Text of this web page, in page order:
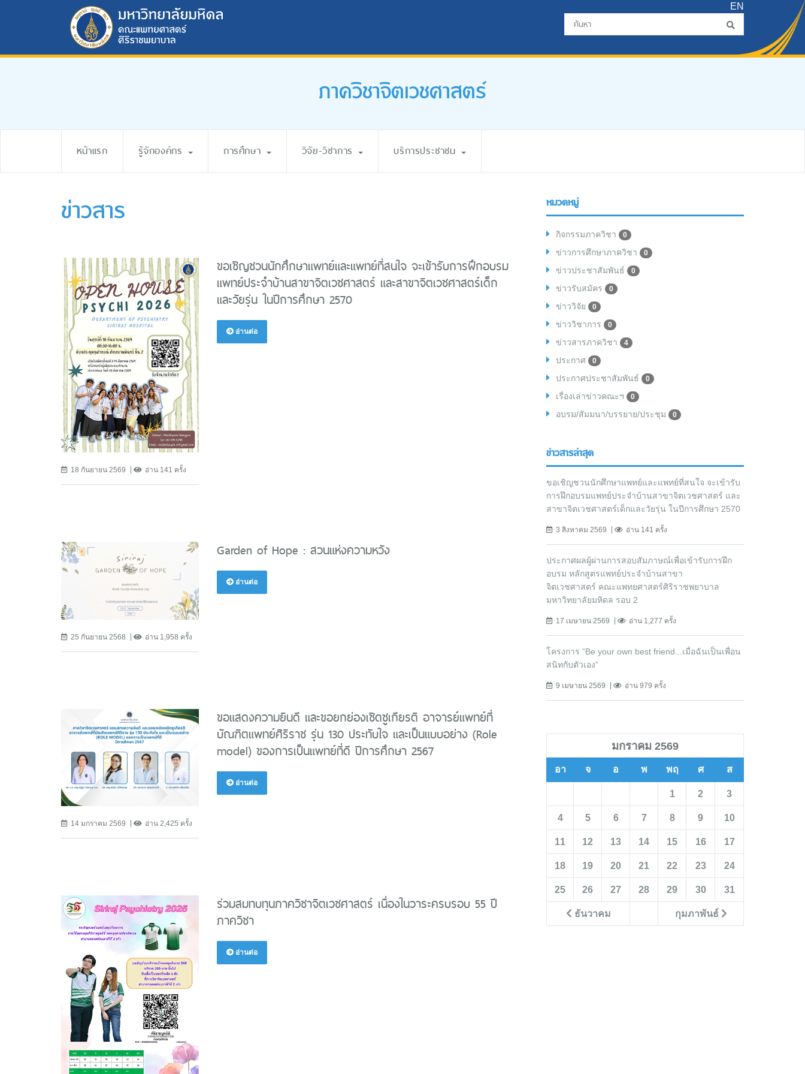
EN
ภาควิชาจิตเวชศาสตร์
หน้าแรก รู้จักองค์กร การศึกษา วิจัย-วิชาการ บริการประชาชน
ข่าวสาร
18 กันยายน 2569 อ่าน 141 ครั้ง
ขอเชิญชวนนักศึกษาแพทย์และแพทย์ที่สนใจ จะเข้ารับการฝึกอบรม
แพทย์ประจำบ้านสาขาจิตเวชศาสตร์ และสาขาจิตเวชศาสตร์เด็ก
และวัยรุ่น ในปีการศึกษา 2570
อ่านต่อ
25 กันยายน 2568 อ่าน 1,958 ครั้ง
Garden of Hope : สวนแห่งความหวัง
อ่านต่อ
14 มกราคม 2569 อ่าน 2,425 ครั้ง
ขอแสดงความยินดี และขอยกย่องเชิดชูเกียรติ อาจารย์แพทย์ที่
บัณฑิตแพทย์ศิริราช รุ่น 130 ประทับใจ และเป็นแบบอย่าง (Role
model) ของการเป็นแพทย์ที่ดี ปีการศึกษา 2567
อ่านต่อ
ร่วมสมทบทุนภาควิชาจิตเวชศาสตร์ เนื่องในวาระครบรอบ 55 ปี
ภาควิชา
อ่านต่อ
หมวดหมู่
กิจกรรมภาควิชา 0
ข่าวการศึกษาภาควิชา 0
ข่าวประชาสัมพันธ์ 0
ข่าวรับสมัคร 0
ข่าววิจัย 0
ข่าววิชาการ 0
ข่าวสารภาควิชา 4
ประกาศ 0
ประกาศประชาสัมพันธ์ 0
เรื่องเล่าข่าวคณะฯ 0
อบรม/สัมมนา/บรรยาย/ประชุม 0
ข่าวสารล่าสุด
ขอเชิญชวนนักศึกษาแพทย์และแพทย์ที่สนใจ จะเข้ารับ
การฝึกอบรมแพทย์ประจำบ้านสาขาจิตเวชศาสตร์ และ
สาขาจิตเวชศาสตร์เด็กและวัยรุ่น ในปีการศึกษา 2570
3 สิงหาคม 2569 อ่าน 141 ครั้ง
ประกาศผลผู้ผ่านการสอบสัมภาษณ์เพื่อเข้ารับการฝึก
อบรม หลักสูตรแพทย์ประจำบ้านสาขา
จิตเวชศาสตร์ คณะแพทยศาสตร์ศิริราชพยาบาล
มหาวิทยาลัยมหิดล รอบ 2
17 เมษายน 2569 อ่าน 1,277 ครั้ง
โครงการ “Be your own best friend...เมื่อฉันเป็นเพื่อน
สนิทกับตัวเอง”
9 เมษายน 2569 อ่าน 979 ครั้ง
มกราคม 2569
อา จ อ พ พฤ ศ ส
ธันวาคม กุมภาพันธ์
1 2 3
4 5 6 7 8 9 10
11 12 13 14 15 16 17
18 19 20 21 22 23 24
25 26 27 28 29 30 31